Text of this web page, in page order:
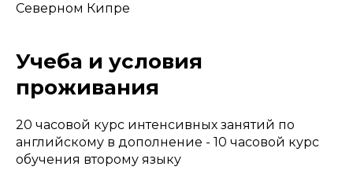
Северном Кипре
Учеба и условия
проживания
20 часовой курс интенсивных занятий по
английскому в дополнение - 10 часовой курс
обучения второму языку